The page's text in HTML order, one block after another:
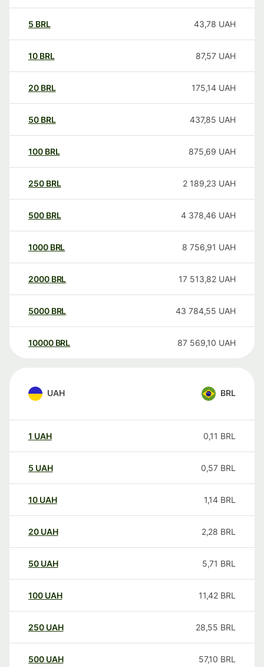
5 BRL 43,78 UAH
10 BRL 87,57 UAH
20 BRL 175,14 UAH
50 BRL 437,85 UAH
100 BRL 875,69 UAH
250 BRL 2 189,23 UAH
500 BRL 4 378,46 UAH
1000 BRL 8 756,91 UAH
2000 BRL 17 513,82 UAH
5000 BRL 43 784,55 UAH
10000 BRL 87 569,10 UAH
UAH BRL
1 UAH 0,11 BRL
5 UAH 0,57 BRL
10 UAH 1,14 BRL
20 UAH 2,28 BRL
50 UAH 5,71 BRL
100 UAH 11,42 BRL
250 UAH 28,55 BRL
500 UAH 57,10 BRL